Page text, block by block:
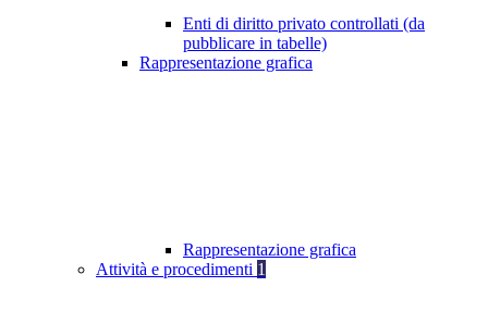
Enti di diritto privato controllati (da
pubblicare in tabelle)
Rappresentazione grafica
Rappresentazione grafica
Attività e procedimenti 1